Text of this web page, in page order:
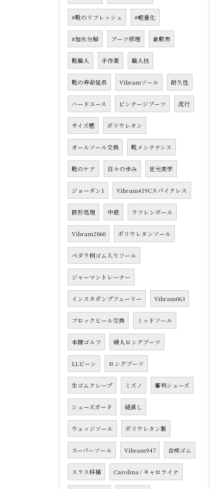
#靴のリフレッシュ #軽量化
#加水分解 ブーツ修理 倉敷市
靴職人 手作業 職人技
靴の寿命延長 Vibramソール 耐久性
ハードユース ビンテージブーツ 流行
サイズ感 ポリウレタン
オールソール交換 靴メンテナンス
靴のケア 日々の歩み 足元美学
ジョーダン1 Vibram419Cスパイクレス
跡形処理 中底 ラフレンボール
Vibram2060 ポリウレタンソール
ペダラ柄ゴム入りソール
ジャーマントレーナー
インスタポンプフューリー Vibram063
ブロックヒール交換 ミッドソール
本間ゴルフ 婦人ロングブーツ
LLビーン ロングブーツ
生ゴムクレープ ミズノ 審判シューズ
シューズガード 縫直し
ウェッジソール ポリウレタン製
スーパーソール Vibram947 合成ゴム
スラス移植 Carolina / キャロライナ